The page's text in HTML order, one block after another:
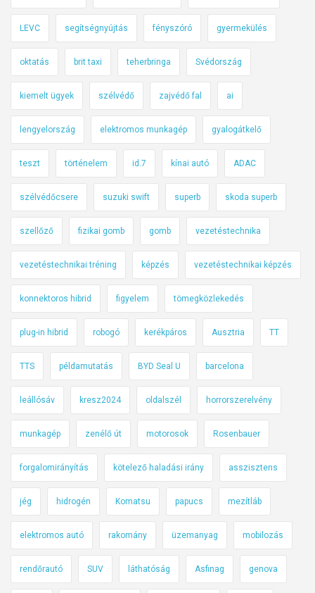
LEVC segítségnyújtás fényszóró gyermekülés
oktatás brit taxi teherbringa Svédország
kiemelt ügyek szélvédő zajvédő fal ai
lengyelország elektromos munkagép gyalogátkelő
teszt történelem id.7 kínai autó ADAC
szélvédőcsere suzuki swift superb skoda superb
szellőző fizikai gomb gomb vezetéstechnika
vezetéstechnikai tréning képzés vezetéstechnikai képzés
konnektoros hibrid figyelem tömegközlekedés
plug-in hibrid robogó kerékpáros Ausztria TT
TTS példamutatás BYD Seal U barcelona
leállósáv kresz2024 oldalszél horrorszerelvény
munkagép zenélő út motorosok Rosenbauer
forgalomirányítás kötelező haladási irány asszisztens
jég hidrogén Komatsu papucs mezítláb
elektromos autó rakomány üzemanyag mobilozás
rendőrautó SUV láthatóság Asfinag genova